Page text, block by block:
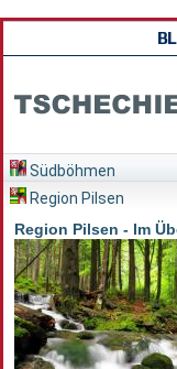
Südböhmen
Region Pilsen
Region Pilsen - Im